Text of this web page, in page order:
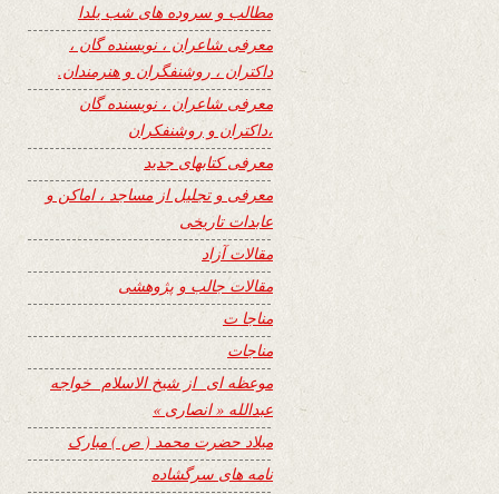
مطالب و سروده های شب یلدا
معرفی شاعران ، نویسنده گان ،
داکتران ، روشنفگران و هنرمندان.
معرفی شاعران ، نویسنده گان
،داکتران و روشنفکران
معرفی کتابهای جدید
معرفی و تجلیل از مساجد ، اماکن و
عابدات تاریخی
مقالات آزاد
مقالات جالب و پژوهشی
مناجا ت
مناجات
موعظه ای از شیخ الاسلام خواجه
عبدالله « انصاری »
میلاد حضرت محمد ( ص ) مبارک
نامه های سرگشاده